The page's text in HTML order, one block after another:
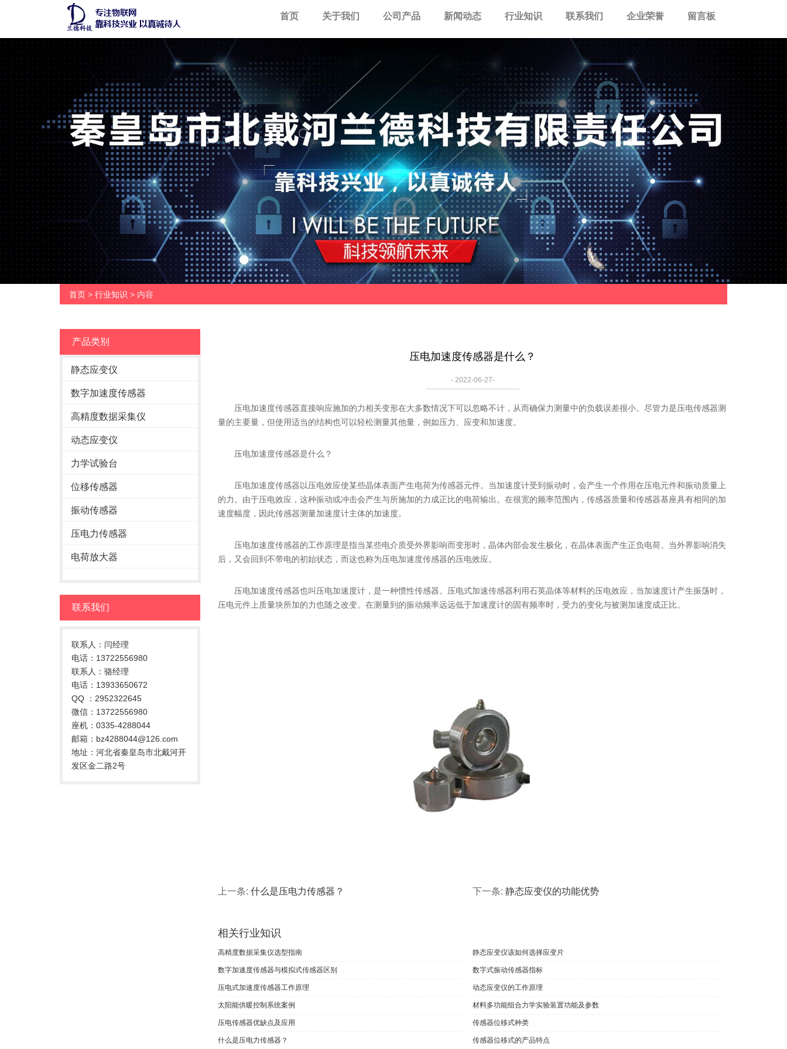
首页 关于我们 公司产品 新闻动态 行业知识 联系我们 企业荣誉 留言板
首页 > 行业知识 > 内容
产品类别
静态应变仪
数字加速度传感器
高精度数据采集仪
动态应变仪
力学试验台
位移传感器
振动传感器
压电力传感器
电荷放大器
联系我们
联系人：闫经理
电话：13722556980
联系人：骆经理
电话：13933650672
QQ ：2952322645
微信：13722556980
座机：0335-4288044
邮箱：bz4288044@126.com
地址：河北省秦皇岛市北戴河开
发区金二路2号
压电加速度传感器是什么？
- 2022-06-27-
压电加速度传感器直接响应施加的力相关变形在大多数情况下可以忽略不计，从而确保力测量中的负载误差很小。尽管力是压电传感器测
量的主要量，但使用适当的结构也可以轻松测量其他量，例如压力、应变和加速度。
压电加速度传感器是什么？
压电加速度传感器以压电效应使某些晶体表面产生电荷为传感器元件。当加速度计受到振动时，会产生一个作用在压电元件和振动质量上
的力。由于压电效应，这种振动或冲击会产生与所施加的力成正比的电荷输出。在很宽的频率范围内，传感器质量和传感器基座具有相同的加
速度幅度，因此传感器测量加速度计主体的加速度。
压电加速度传感器的工作原理是指当某些电介质受外界影响而变形时，晶体内部会发生极化，在晶体表面产生正负电荷。当外界影响消失
后，又会回到不带电的初始状态，而这也称为压电加速度传感器的压电效应。
压电加速度传感器也叫压电加速度计，是一种惯性传感器。压电式加速传感器利用石英晶体等材料的压电效应，当加速度计产生振荡时，
压电元件上质量块所加的力也随之改变。在测量到的振动频率远远低于加速度计的固有频率时，受力的变化与被测加速度成正比。
上一条: 什么是压电力传感器？ 下一条: 静态应变仪的功能优势
相关行业知识
高精度数据采集仪选型指南 静态应变仪该如何选择应变片
数字加速度传感器与模拟式传感器区别 数字式振动传感器指标
压电式加速度传感器工作原理 动态应变仪的工作原理
太阳能供暖控制系统案例 材料多功能组合力学实验装置功能及参数
压电传感器优缺点及应用 传感器位移式种类
什么是压电力传感器？ 传感器位移式的产品特点